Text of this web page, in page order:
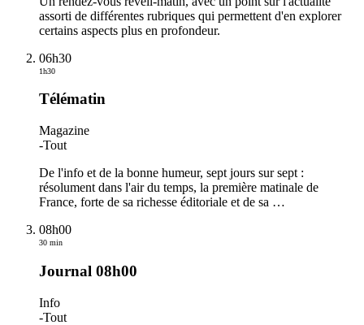
assorti de différentes rubriques qui permettent d'en explorer
certains aspects plus en profondeur.
06h30
1h30
Télématin
Magazine
-Tout
De l'info et de la bonne humeur, sept jours sur sept :
résolument dans l'air du temps, la première matinale de
France, forte de sa richesse éditoriale et de sa …
08h00
30 min
Journal 08h00
Info
-Tout